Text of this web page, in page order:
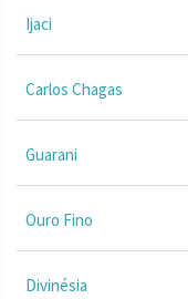
Ijaci
Carlos Chagas
Guarani
Ouro Fino
Divinésia